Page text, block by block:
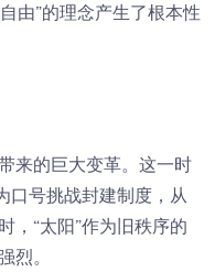
由”的理念产生了根本性
来的巨大变革。这一时
口号挑战封建制度，从
，“太阳”作为旧秩序的
烈。